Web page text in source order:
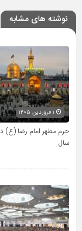
نوشته های مشابه
حرم مطهر امام رضا (ع)
سال